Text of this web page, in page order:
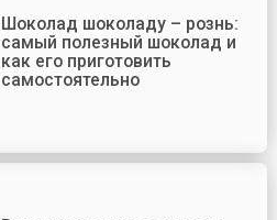
Шоколад шоколаду – рознь:
самый полезный шоколад и
как его приготовить
самостоятельно